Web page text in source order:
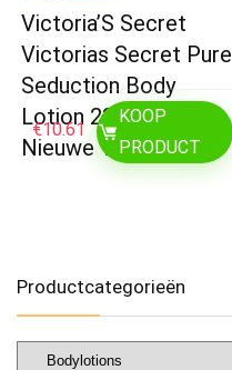
Victoria’S Secret
Victorias Secret Pure
Seduction Body
Lotion 236ml –
Nieuwe Verpakking
€10.61
KOOP
PRODUCT
Productcategorieën